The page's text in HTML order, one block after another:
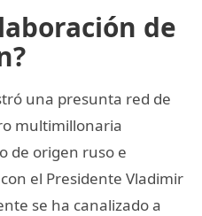
de
una presunta red de
multimillonaria
de origen ruso e
el Presidente Vladimir
se ha canalizado a